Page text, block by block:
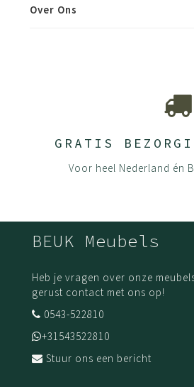
Over Ons
GRATIS
Voor heel Nederland én
BEUK Meubels
Heb je vragen over onze
gerust contact met ons op!
0543-522810
+31543522810
Stuur ons een bericht